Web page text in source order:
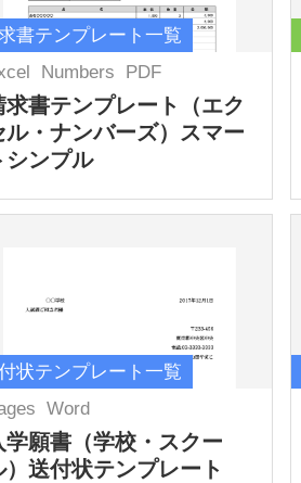
書テンプレート一覧
Numbers PDF
求書テンプレート（エク
ル・ナンバーズ）スマー
シンプル
状テンプレート一覧
Word
学願書（学校・スクー
）送付状テンプレート